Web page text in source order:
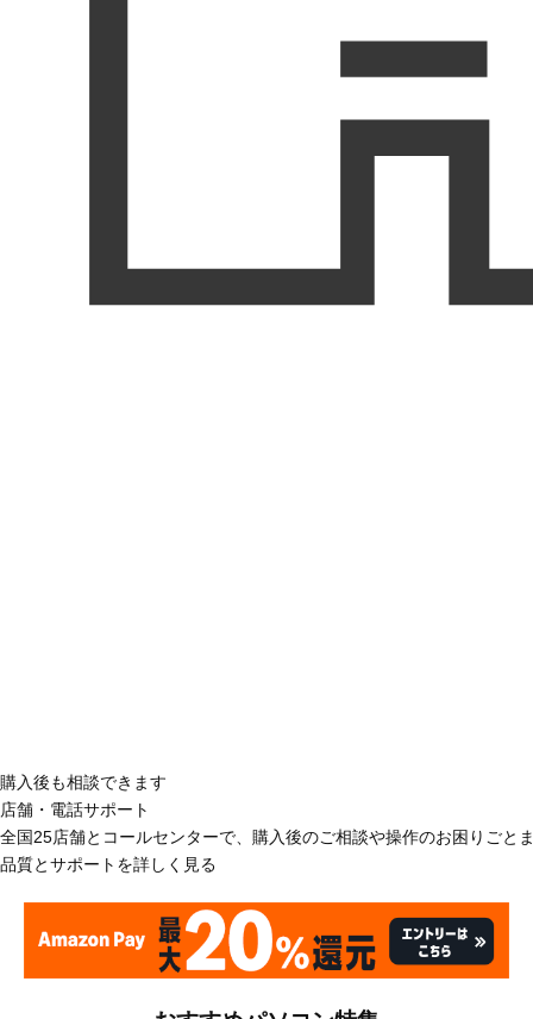
購入後も相談できます
店舗・電話サポート
全国25店舗とコールセンターで、購入後のご相談や操作のお困りごと
品質とサポートを詳しく見る